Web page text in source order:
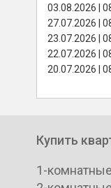
03.08.2026 |
27.07.2026 |
23.07.2026 |
22.07.2026 |
20.07.2026 |
Купить
1-